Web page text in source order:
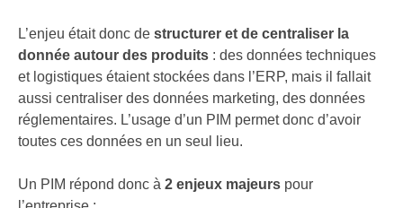
L’enjeu était donc de structurer et de centraliser la
donnée autour des produits : des données techniques
et logistiques étaient stockées dans l’ERP, mais il fallait
aussi centraliser des données marketing, des données
réglementaires. L’usage d’un PIM permet donc d’avoir
toutes ces données en un seul lieu.
Un PIM répond donc à 2 enjeux majeurs pour